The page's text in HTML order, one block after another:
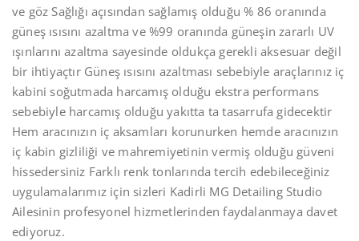
ve göz Sağlığı açısından sağlamış olduğu % 86 oranında
güneş ısısını azaltma ve %99 oranında güneşin zararlı UV
ışınlarını azaltma sayesinde oldukça gerekli aksesuar değil
bir ihtiyaçtır Güneş ısısını azaltması sebebiyle araçlarınız iç
kabini soğutmada harcamış olduğu ekstra performans
sebebiyle harcamış olduğu yakıtta ta tasarrufa gidecektir
Hem aracınızın iç aksamları korunurken hemde aracınızın
iç kabin gizliliği ve mahremiyetinin vermiş olduğu güveni
hissedersiniz Farklı renk tonlarında tercih edebileceğiniz
uygulamalarımız için sizleri Kadirli MG Detailing Studio
Ailesinin profesyonel hizmetlerinden faydalanmaya davet
ediyoruz.